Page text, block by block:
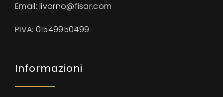
Email: livorno@fisar.com
PIVA: 01549950499
Informazioni